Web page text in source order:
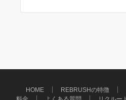
HOME REBRUSHの特徴